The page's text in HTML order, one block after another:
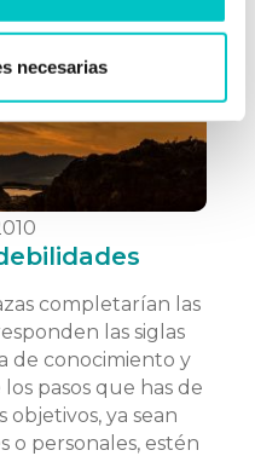
necesarias
completarían las
las siglas
de conocimiento y
pasos que has de
objetivos, ya sean
o personales, estén